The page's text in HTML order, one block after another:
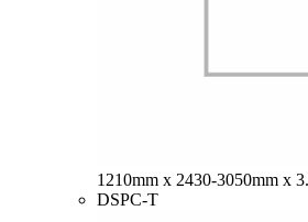
1210mm x 2430-3050mm x
DSPC-T